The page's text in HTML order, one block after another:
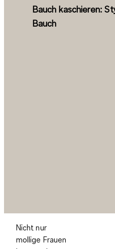
Bauch kaschieren:
Bauch
Nicht nur
mollige Frauen